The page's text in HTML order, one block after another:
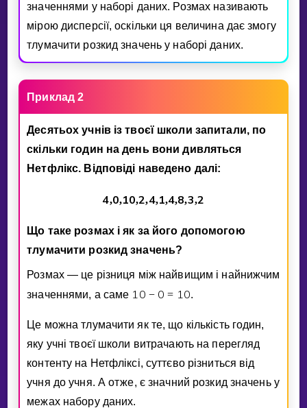
значеннями у наборi даних. Розмах називають
мiрою дисперсiї, оскiльки ця величина дає змогу
тлумачити розкид значень у наборi даних.
Приклад 2
Десятьох учнiв iз твоєї школи запитали, по
скiльки годин на день вони дивляться
Нетфлiкс. Вiдповiдi наведено далi:
4,0,10,2,4,1,4,8,3,2
Що таке розмах i як за його допомогою
тлумачити розкид значень?
Розмах — це рiзниця мiж найвищим i найнижчим
значеннями, а саме 10 − 0 = 10.
Це можна тлумачити як те, що кiлькiсть годин,
яку учнi твоєї школи витрачають на перегляд
контенту на Нетфлiксi, суттєво рiзниться вiд
учня до учня. А отже, є значний розкид значень у
межах набору даних.